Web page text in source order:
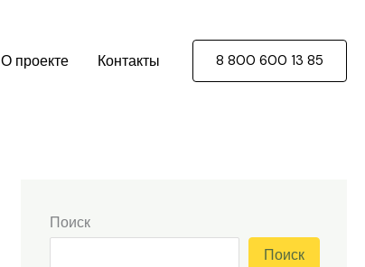
О проекте Контакты 8 800 600 13 85
Поиск
Поиск